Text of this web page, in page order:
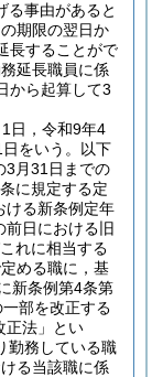
る事由があると
期限の翌日か
長することがで
延長職員に係
から起算して3
日，令和9年4
をいう。以下
3月31日までの
に規定する定
ける新条例定年
前日における旧
れに相当する
める職に，基
新条例第4条第
部を改正する
正法」とい
勤務している職
る当該職に係